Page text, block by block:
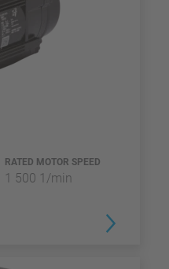
RATED MOTOR SPEED
1 500 1/min